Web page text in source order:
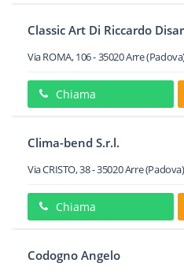
Classic Art Di Riccardo
Via ROMA, 106-35020Arre
Chiama
Clima-bend S.r.l.
Via CRISTO, 38-35020Arre
Chiama
Codogno Angelo